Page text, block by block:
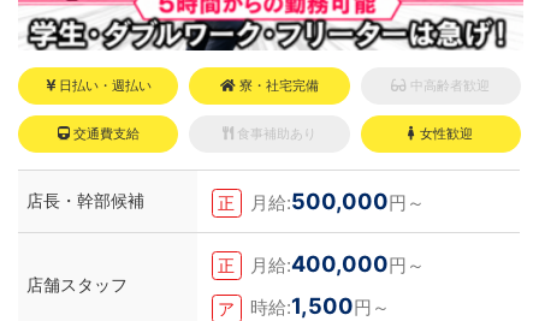
日払い・週払い 寮・社宅完備 中高齢者歓迎
交通費支給 食事補助あり 女性歓迎
店長・幹部候補 正 月給:500,000円～
店舗スタッフ
正 月給:400,000円～
ア 時給:1,500円～